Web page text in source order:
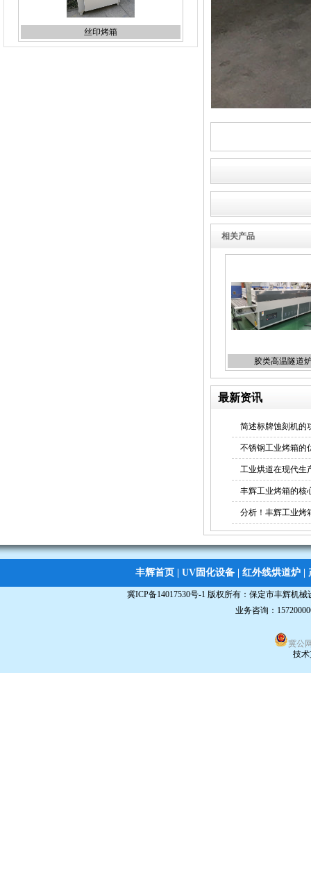
丝印烤箱
相关产品
胶类高温隧道
最新资讯
简述标牌蚀刻机的
不锈钢工业烤箱的
工业烘道在现代生
丰辉工业烤箱的核
分析！丰辉工业烤
丰辉首页| UV固化设备| 红外线烘道炉|
冀ICP备14017530号-1版权所有： 保定市丰辉机械
业务咨询：
冀公
技